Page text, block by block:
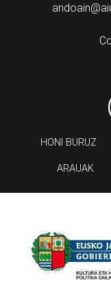
HONI BURUZ
ARAUAK